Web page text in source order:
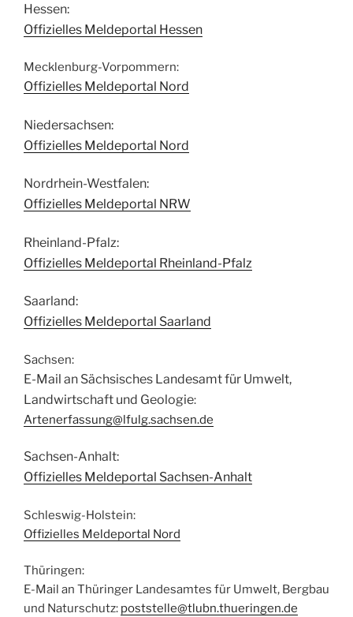
Hessen:
Offizielles Meldeportal Hessen
Mecklenburg-Vorpommern:
Offizielles Meldeportal Nord
Niedersachsen:
Offizielles Meldeportal Nord
Nordrhein-Westfalen:
Offizielles Meldeportal NRW
Rheinland-Pfalz:
Offizielles Meldeportal Rheinland-Pfalz
Saarland:
Offizielles Meldeportal Saarland
Sachsen:
E-Mail an Sächsisches Landesamt für Umwelt,
Landwirtschaft und Geologie:
Artenerfassung@lfulg.sachsen.de
Sachsen-Anhalt:
Offizielles Meldeportal Sachsen-Anhalt
Schleswig-Holstein:
Offizielles Meldeportal Nord
Thüringen:
E-Mail an Thüringer Landesamtes für Umwelt, Bergbau
und Naturschutz: poststelle@tlubn.thueringen.de